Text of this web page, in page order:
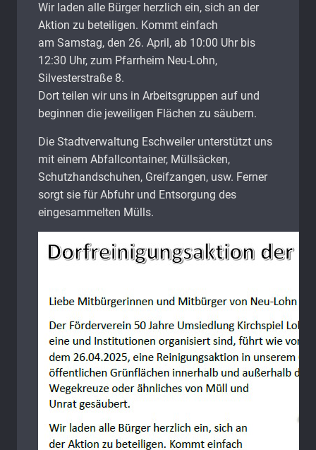
Wir laden alle Bürger herzlich ein, sich an der
Aktion zu beteiligen. Kommt einfach
am Samstag, den 26. April, ab 10:00 Uhr bis
12:30 Uhr, zum Pfarrheim Neu-Lohn,
Silvesterstraße 8.
Dort teilen wir uns in Arbeitsgruppen auf und
beginnen die jeweiligen Flächen zu säubern.
Die Stadtverwaltung Eschweiler unterstützt uns
mit einem Abfallcontainer, Müllsäcken,
Schutzhandschuhen, Greifzangen, usw. Ferner
sorgt sie für Abfuhr und Entsorgung des
eingesammelten Mülls.